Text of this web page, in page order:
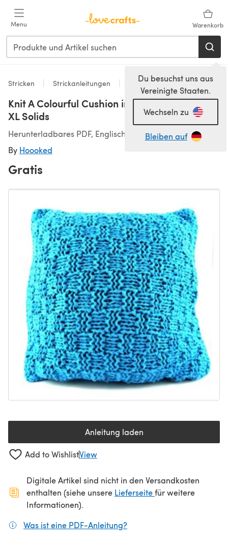
Menu Warenkorb
Du besuchst uns aus
Vereinigte Staaten.
Wechseln zu
Bleiben auf
Stricken Strickanleitungen Dekoration
Knit A Colourful Cushion in Hoooked Ribbon
XL Solids
Herunterladbares PDF, Englisch
By Hoooked
Gratis
Anleitung laden(öffnet sich in einem neuen
Add to WishlistView
Digitale Artikel sind nicht in den Versandkosten
enthalten (siehe unsere Lieferseite(öffnet sich in
für weitere
Informationen).
Was ist eine PDF-Anleitung?